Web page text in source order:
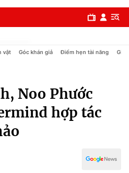
vật Góc khán giả Điểm hẹn tài năng Giải
Noo Phước
hợp tác